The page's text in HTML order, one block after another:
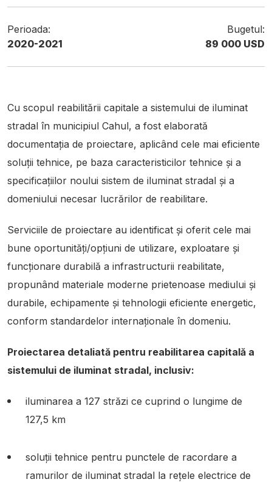
Perioada:
2020-2021
Bugetul:
89 000 USD
Cu scopul reabilitării capitale a sistemului de iluminat
stradal în municipiul Cahul, a fost elaborată
documentația de proiectare, aplicând cele mai eficiente
soluții tehnice, pe baza caracteristicilor tehnice și a
specificațiilor noului sistem de iluminat stradal și a
domeniului necesar lucrărilor de reabilitare.
Serviciile de proiectare au identificat și oferit cele mai
bune oportunități/opțiuni de utilizare, exploatare și
funcționare durabilă a infrastructurii reabilitate,
propunând materiale moderne prietenoase mediului și
durabile, echipamente și tehnologii eficiente energetic,
conform standardelor internaționale în domeniu.
Proiectarea detaliată pentru reabilitarea capitală a
sistemului de iluminat stradal, inclusiv:
iluminarea a 127 străzi ce cuprind o lungime de
127,5 km
soluții tehnice pentru punctele de racordare a
ramurilor de iluminat stradal la rețele electrice de